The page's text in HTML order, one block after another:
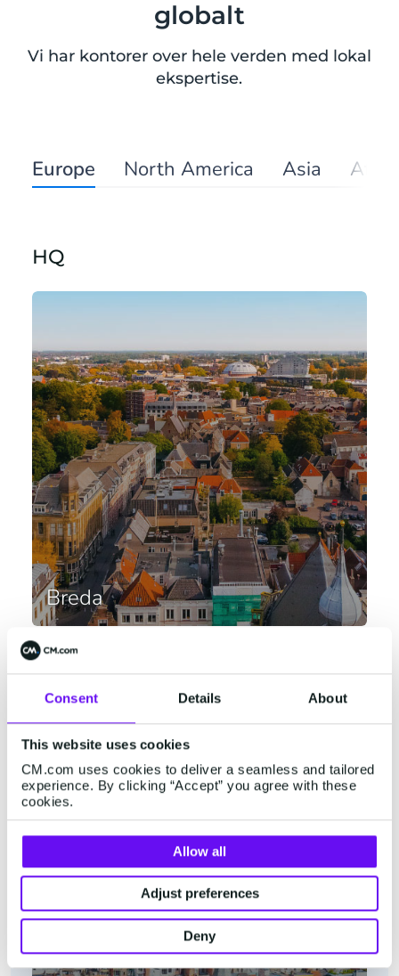
Consent Details About
This website uses cookies
CM.com uses cookies to deliver a seamless and tailored
experience. By clicking “Accept” you agree with these
cookies.
Allow all
Adjust preferences
Deny
globalt
Vi har kontorer over hele verden med lokal
ekspertise.
Europe North America Asia
HQ
Breda
4825 BD Breda
+31 (0)76 5727000
Se i Google Maps
Belgien